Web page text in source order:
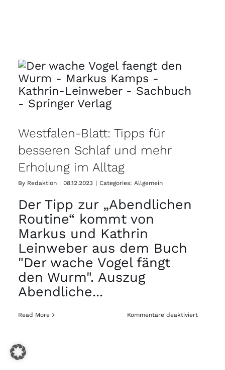
Westfalen-Blatt: Tipps für
besseren Schlaf und mehr
Erholung im Alltag
By Redaktion | 08.12.2023 | Categories: Allgemein
Der Tipp zur „Abendlichen
Routine“ kommt von
Markus und Kathrin
Leinweber aus dem Buch
"Der wache Vogel fängt
den Wurm". Auszug
Abendliche...
Read More Kommentare deaktiviertfür